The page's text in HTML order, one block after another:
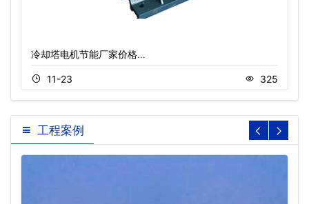
冷却塔电机节能厂家价格…
11-23 325
工程案例